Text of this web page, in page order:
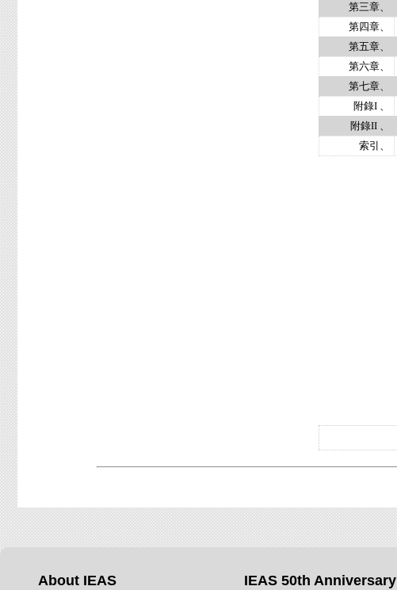
第三章、
第四章、
第五章、
第六章、
第七章、
附錄I 、
附錄II 、
索引、
About IEAS IEAS 50th Anniversary